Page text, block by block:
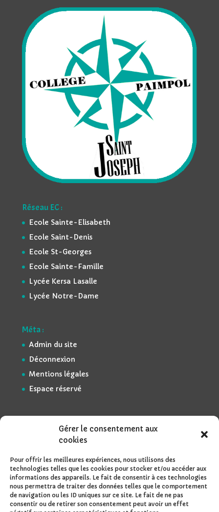
Gérer le consentement aux
cookies
Pour offrir les meilleures expériences, nous utilisons des
technologies telles que les cookies pour stocker et/ou accéder aux
informations des appareils. Le fait de consentir à ces technologies
nous permettra de traiter des données telles que le comportement
de navigation ou les ID uniques sur ce site. Le fait de ne pas
consentir ou de retirer son consentement peut avoir un effet
Réseau EC :
Ecole Sainte-Elisabeth
Ecole Saint-Denis
Ecole St-Georges
Ecole Sainte-Famille
Lycée Kersa Lasalle
Lycée Notre-Dame
Méta :
Admin du site
Déconnexion
Mentions légales
Espace réservé